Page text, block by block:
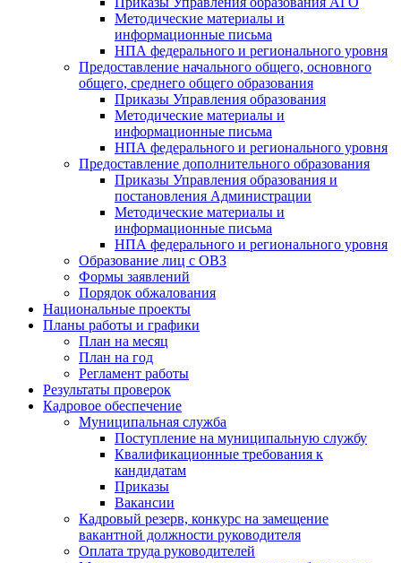
Методические материалы и
информационные письма
НПА федерального и регионального уровня
Предоставление начального общего, основного
общего, среднего общего образования
Приказы Управления образования
Методические материалы и
информационные письма
НПА федерального и регионального уровня
Предоставление дополнительного образования
Приказы Управления образования и
постановления Администрации
Методические материалы и
информационные письма
НПА федерального и регионального уровня
Образование лиц с ОВЗ
Формы заявлений
Порядок обжалования
Национальные проекты
Планы работы и графики
План на месяц
План на год
Регламент работы
Результаты проверок
Кадровое обеспечение
Муниципальная служба
Поступление на муниципальную службу
Квалификационные требования к
кандидатам
Приказы
Вакансии
Кадровый резерв, конкурс на замещение
вакантной должности руководителя
Оплата труда руководителей